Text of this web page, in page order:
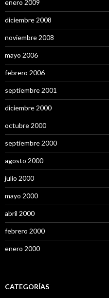
enero 2009
diciembre 2008
noviembre 2008
mayo 2006
febrero 2006
septiembre 2001
diciembre 2000
octubre 2000
septiembre 2000
agosto 2000
julio 2000
mayo 2000
abril 2000
febrero 2000
enero 2000
CATEGORÍAS